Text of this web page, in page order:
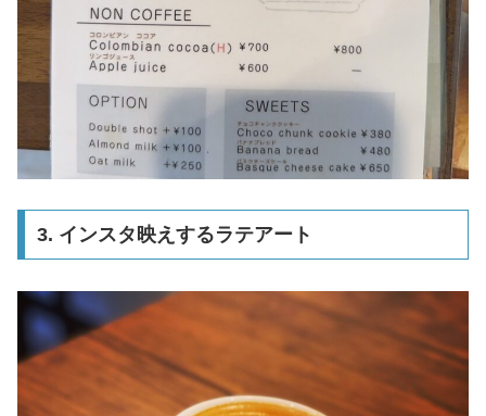
3. インスタ映えするラテアート